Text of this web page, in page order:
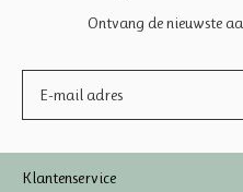
Ontvang de nieuwste
Klantenservice